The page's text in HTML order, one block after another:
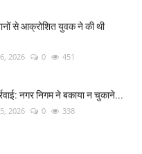
से आक्रोशित युवक ने की थी
2026 0 451
नगर निगम ने बकाया न चुकाने...
2026 0 338